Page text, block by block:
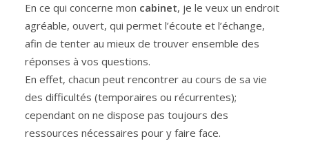
En ce qui concerne mon cabinet, je le veux un endroit
agréable, ouvert, qui permet l’écoute et l’échange,
afin de tenter au mieux de trouver ensemble des
réponses à vos questions.
En effet, chacun peut rencontrer au cours de sa vie
des difficultés (temporaires ou récurrentes);
cependant on ne dispose pas toujours des
ressources nécessaires pour y faire face.